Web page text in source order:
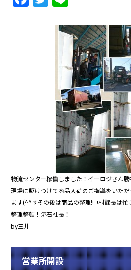
a w
itt
er
e
物流センター稼働しました！イーロジさん
現場に駆けつけて商品入荷のご指導をいた
ます(^^ゞその後は商品の整理!中村課長は忙
整理整頓！流石社長！
by三井
営業所開設